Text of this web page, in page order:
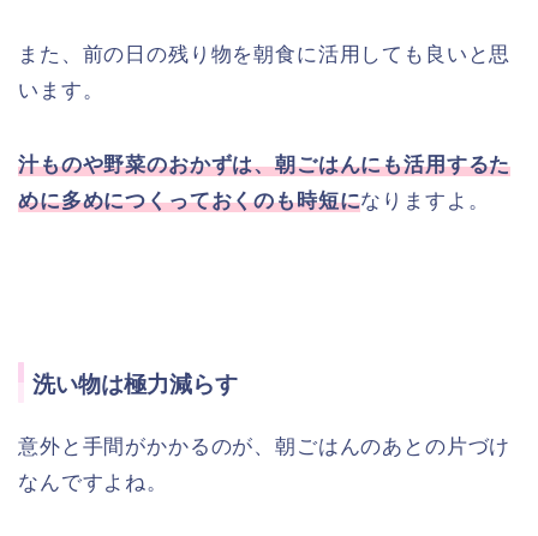
また、前の日の残り物を朝食に活用しても良いと思
います。
汁ものや野菜のおかずは、朝ごはんにも活用するた
めに多めにつくっておくのも時短になりますよ。
洗い物は極力減らす
意外と手間がかかるのが、朝ごはんのあとの片づけ
なんですよね。